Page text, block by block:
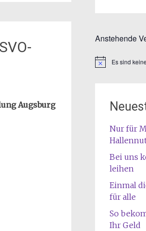
Augsburg
Anstehende
HinweisEs sind
Nur für
Bei uns
leihen
Einmal
für alle
So
Ihr Geld